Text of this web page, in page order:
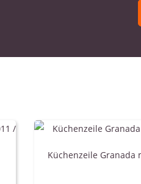
Küchenzeile Granada